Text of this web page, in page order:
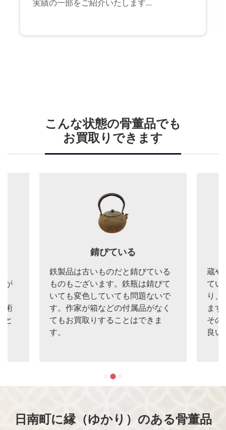
実績の一部をご紹介いたします...
こんな状態の骨董品でも
お買取りできます
が
術
と
錆びている
鉄製品は古いものだと錆びている
ものもございます。鉄瓶は錆びて
いても変色していても問題ないで
す。作家が箱などの付属品がなく
てもお買取りすることはできま
す。
蔵や
てい
り、
ます
その
良い
日南町に縁（ゆかり）のある骨董品